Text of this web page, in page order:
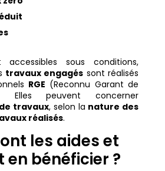
sous conditions,
travaux engagés sont réalisés
RGE (Reconnu Garant de
Elles peuvent concerner
travaux, selon la nature des
réalisés.
les aides et
bénéficier ?